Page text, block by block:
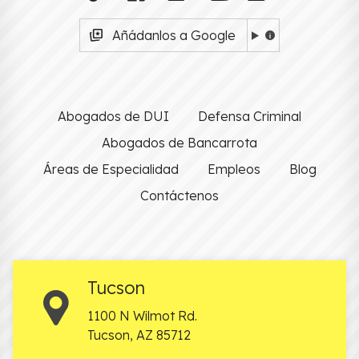
Añádanlos a Google
Abogados de DUI
Defensa Criminal
Abogados de Bancarrota
Áreas de Especialidad
Empleos
Blog
Contáctenos
Tucson
1100 N Wilmot Rd.
Tucson, AZ 85712